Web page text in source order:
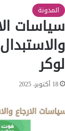
المدونة
سياسات
لوكر
18 أكتوبر، 2025